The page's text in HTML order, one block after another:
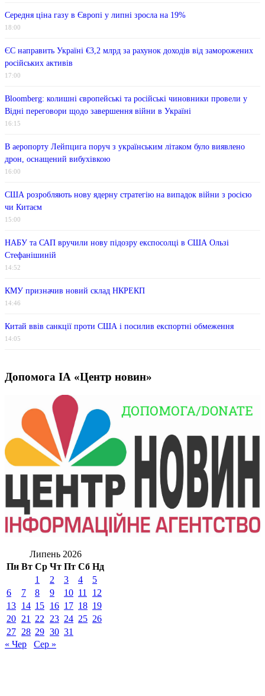
Середня ціна газу в Європі у липні зросла на 19%
18:00
ЄС направить Україні €3,2 млрд за рахунок доходів від заморожених
російських активів
17:00
Bloomberg: колишні європейські та російські чиновники провели у
Відні переговори щодо завершення війни в Україні
16:15
В аеропорту Лейпцига поруч з українським літаком було виявлено
дрон, оснащений вибухівкою
16:00
США розробляють нову ядерну стратегію на випадок війни з росією
чи Китаєм
15:00
НАБУ та САП вручили нову підозру експосолці в США Ользі
Стефанішиній
14:52
КМУ призначив новий склад НКРЕКП
14:46
Китай ввів санкції проти США і посилив експортні обмеження
14:05
Допомога ІА «Центр новин»
Липень 2026
Пн Вт Ср Чт Пт Сб Нд
1
2 3 4
5
6
7 8 9 10 11
12
13 14 15 16 17 18 19
20 21 22 23 24 25 26
27 28 29 30 31
« Чер
Сер »